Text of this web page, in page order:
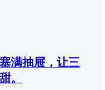
满抽屉，让三
。